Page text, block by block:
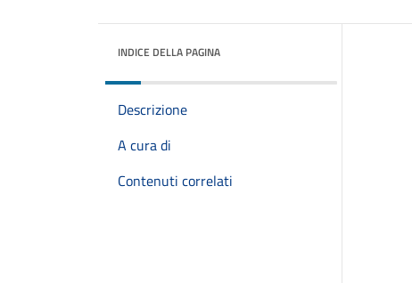
INDICE DELLA PAGINA
Descrizione
A cura di
Contenuti correlati